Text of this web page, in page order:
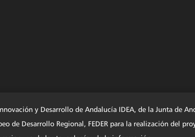
y Desarrollo de Andalucía IDEA, de la Junta de
de Desarrollo Regional, FEDER para la realización del